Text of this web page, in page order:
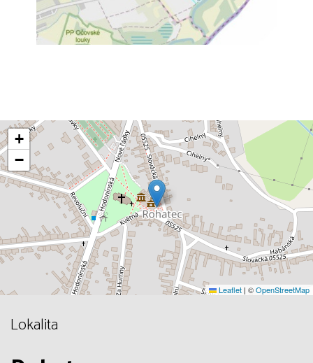
+
−
Leaflet | ©OpenStreetMap
Lokalita